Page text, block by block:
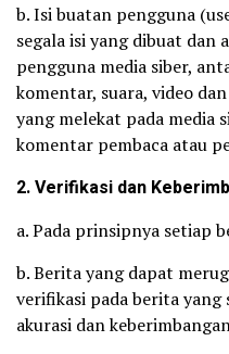
b. Isi buatan pengguna
segala isi yang dibuat dan
pengguna media siber,
komentar, suara, video
yang melekat pada media
komentar pembaca atau
2. Verifikasi dan
a. Pada prinsipnya setiap
b. Berita yang dapat
verifikasi pada berita
akurasi dan